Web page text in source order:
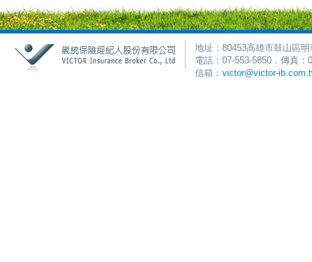
地址：80453高雄市鼓山區
電話：07-553-5850．傳真
信箱： victor@victor-